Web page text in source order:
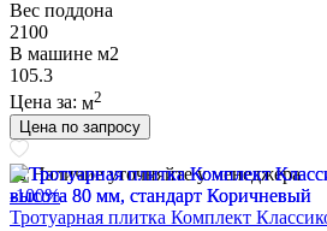
Вес поддона
2100
В машине м2
105.3
Цена за: м2
Цена по запросу
Наличие уточняйте у менеджера
-100%
Тротуарная плитка Комплект